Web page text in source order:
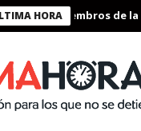
HORA
a miembros de la